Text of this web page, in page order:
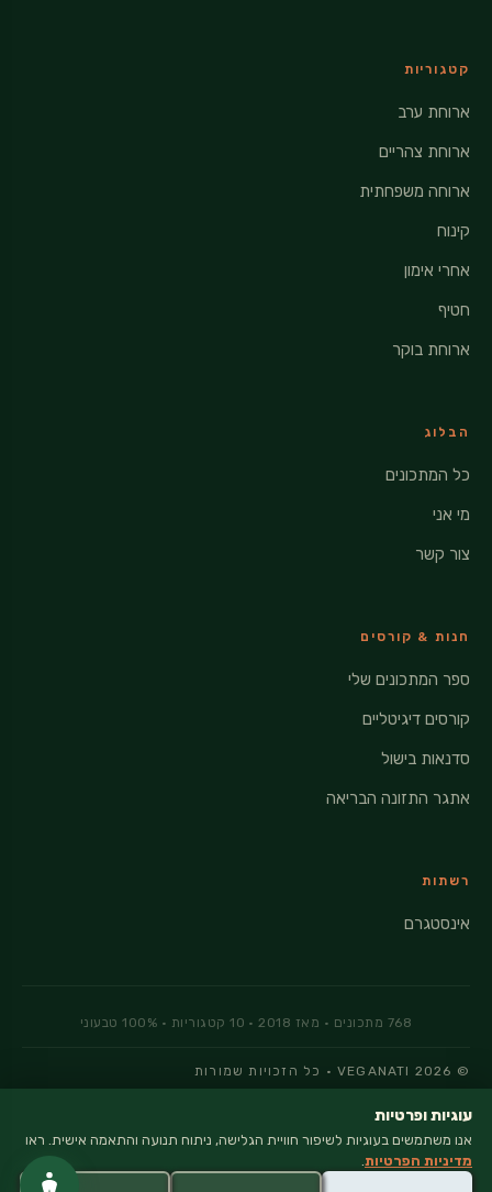
קטגוריות
ארוחת ערב
ארוחת צהריים
ארוחה משפחתית
קינוח
אחרי אימון
חטיף
ארוחת בוקר
הבלוג
כל המתכונים
מי אני
צור קשר
חנות & קורסים
ספר המתכונים שלי
קורסים דיגיטליים
סדנאות בישול
אתגר התזונה הבריאה
רשתות
אינסטגרם
© 2026 VEGANATI · כל הזכויות שמורות
מדיניות פרטיות
עוגיות ופרטיות
אנו משתמשים בעוגיות לשיפור חוויית הגלישה, ניתוח תנועה והתאמה אישית. ראו
מדיניות הפרטיות.